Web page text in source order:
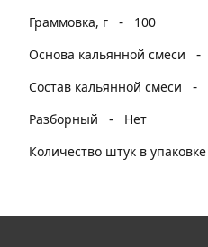
Граммовка, г
-
100
Основа кальянной смеси
-
Состав кальянной смеси
-
Разборный
-
Нет
Количество штук в упаковке